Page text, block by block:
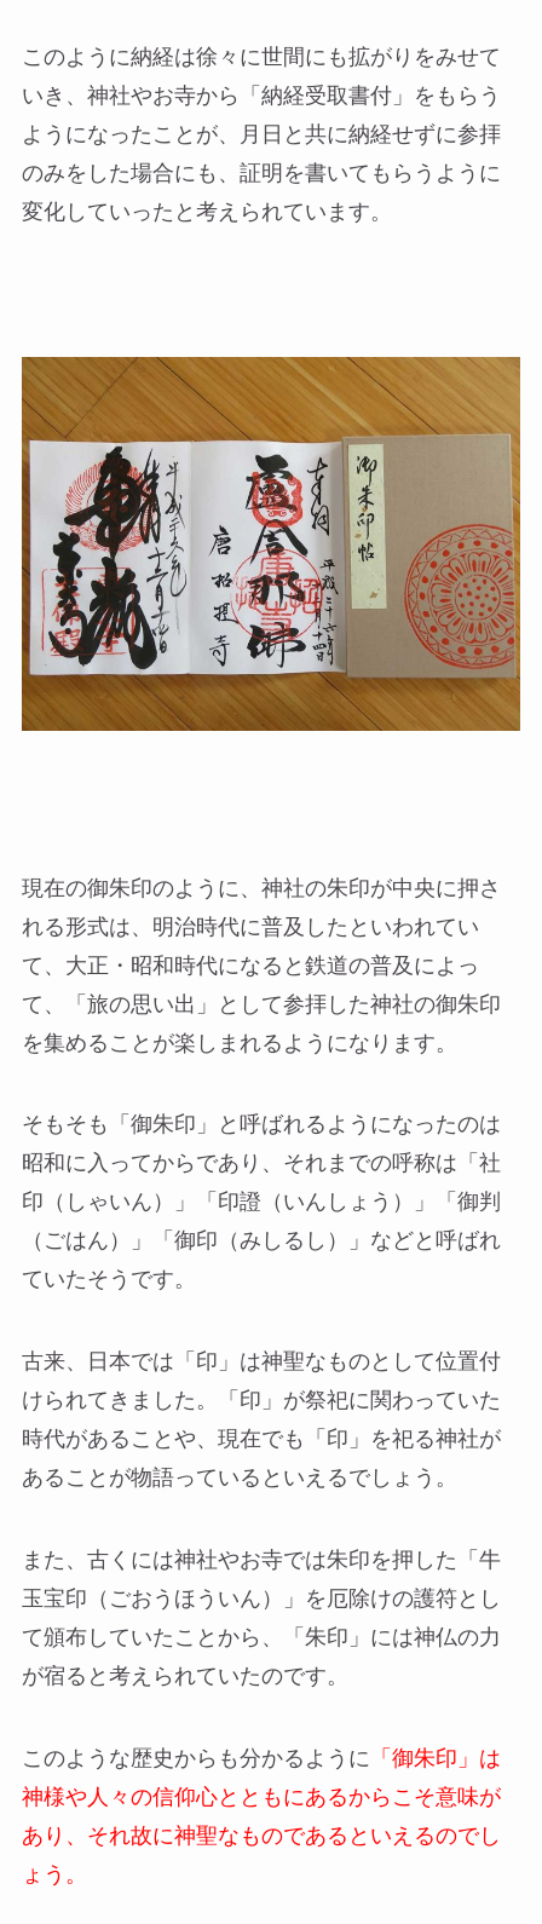
このように納経は徐々に世間にも拡がりをみせて
いき、神社やお寺から「納経受取書付」をもらう
ようになったことが、月日と共に納経せずに参拝
のみをした場合にも、証明を書いてもらうように
変化していったと考えられています。
現在の御朱印のように、神社の朱印が中央に押さ
れる形式は、明治時代に普及したといわれてい
て、大正・昭和時代になると鉄道の普及によっ
て、「旅の思い出」として参拝した神社の御朱印
を集めることが楽しまれるようになります。
そもそも「御朱印」と呼ばれるようになったのは
昭和に入ってからであり、それまでの呼称は「社
印（しゃいん）」「印證（いんしょう）」「御判
（ごはん）」「御印（みしるし）」などと呼ばれ
ていたそうです。
古来、日本では「印」は神聖なものとして位置付
けられてきました。「印」が祭祀に関わっていた
時代があることや、現在でも「印」を祀る神社が
あることが物語っているといえるでしょう。
また、古くには神社やお寺では朱印を押した「牛
玉宝印（ごおうほういん）」を厄除けの護符とし
て頒布していたことから、「朱印」には神仏の力
が宿ると考えられていたのです。
このような歴史からも分かるように 「御朱印」は
神様や人々の信仰心とともにあるからこそ意味が
あり、それ故に神聖なものであるといえるのでし
ょう。